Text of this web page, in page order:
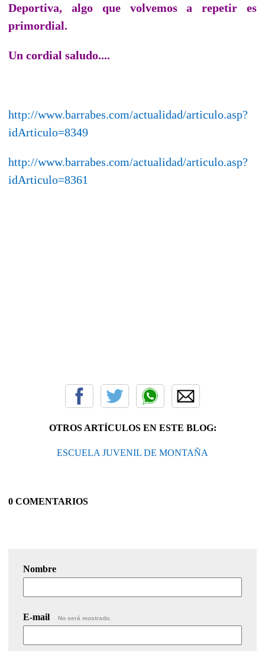
Deportiva, algo que volvemos a repetir es
primordial.
Un cordial saludo....
http://www.barrabes.com/actualidad/articulo.asp?
idArticulo=8349
http://www.barrabes.com/actualidad/articulo.asp?
idArticulo=8361
OTROS ARTÍCULOS EN ESTE BLOG:
ESCUELA JUVENIL DE MONTAÑA
0 COMENTARIOS
Nombre
E-mail No será mostrado.